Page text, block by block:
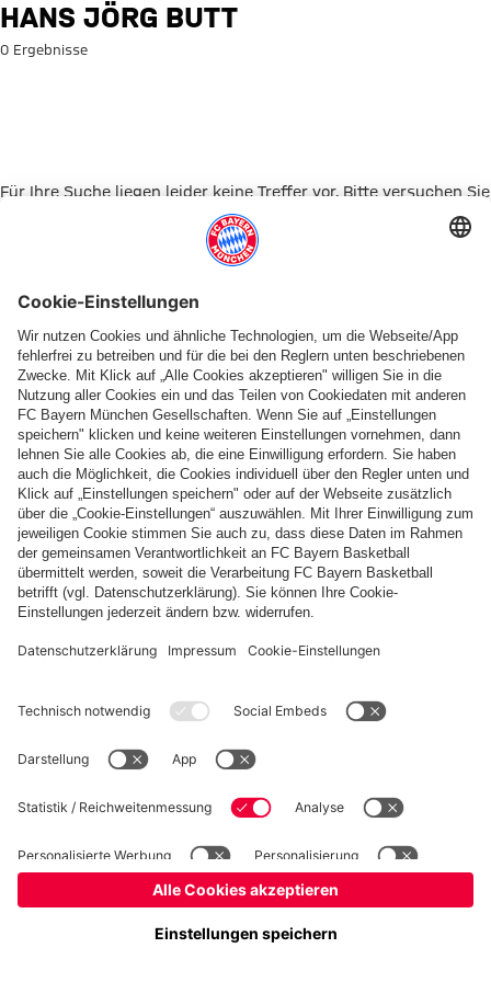
Suche: Hans Jörg Butt
HANS JÖRG BUTT
0 Ergebnisse
Für Ihre Suche liegen leider keine Treffer vor. Bitte versuchen Sie
Zur Startseite
Basketball Frauen Handball Schach Schiedsrichter
Seniorenfußball
Tischtennis
Impressum Datenschutz Nutzungsbedingungen Barrierefreiheit